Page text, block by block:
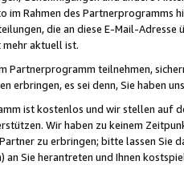
Rahmen des Partnerprogramms
die an diese E-Mail-
aktuell ist.
Partnerprogramm teilnehmen,
erbringen, es sei denn, Sie haben
ist kostenlos und wir stellen auf
Wir haben zu keinem
zu erbringen; bitte lassen Sie
an Sie herantreten und Ihnen